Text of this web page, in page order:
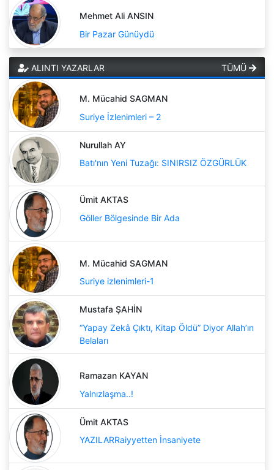
Mehmet Ali ANSIN
Bir Pazar Günüydü
ALINTI YAZARLAR TÜMÜ
M. Mücahid SAGMAN
Suriye İzlenimleri – 2
Nurullah AY
Batı'nın Yeni Tuzağı: SINIRSIZ ÖZGÜRLÜK
Ümit AKTAS
Göller Bölgesinde Bir Ada
M. Mücahid SAGMAN
Suriye izlenimleri-1
Mustafa ŞAHİN
“Yapay Zekâ Çıktı, Kitap Öldü” Diyor Allah’ın
Belaları
Ramazan KAYAN
Yalnızlaşma..!
Ümit AKTAS
YAZILARRaiyyetten İnsaniyete